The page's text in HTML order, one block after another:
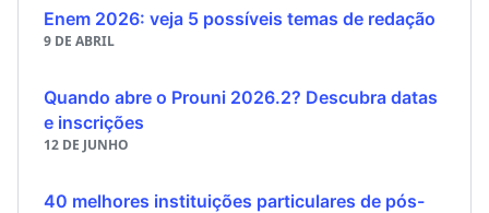
Enem 2026: veja 5 possíveis temas de redação
9 DE ABRIL
Quando abre o Prouni 2026.2? Descubra datas
e inscrições
12 DE JUNHO
40 melhores instituições particulares de pós-